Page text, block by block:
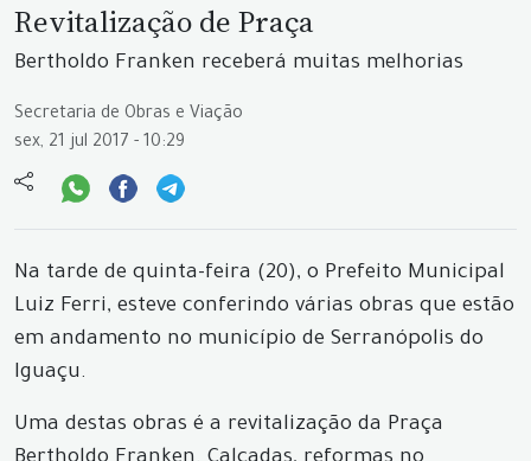
Revitalização de Praça
Bertholdo Franken receberá muitas melhorias
Secretaria de Obras e Viação
sex, 21 jul 2017 - 10:29
Na tarde de quinta-feira (20), o Prefeito Municipal
Luiz Ferri, esteve conferindo várias obras que estão
em andamento no município de Serranópolis do
Iguaçu.
Uma destas obras é a revitalização da Praça